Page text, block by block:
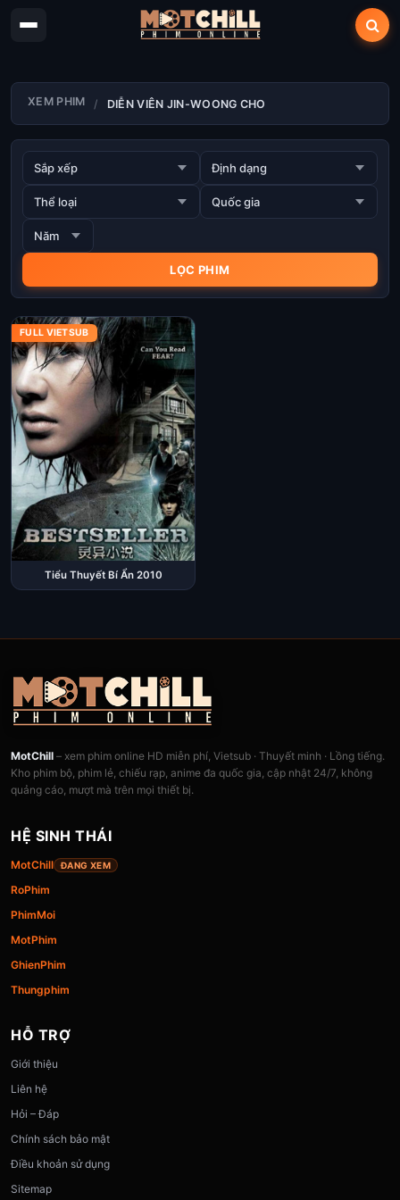
XEM PHIM DIỄN VIÊN JIN-WOONG CHO
FULL VIETSUB
Tiểu Thuyết Bí Ẩn 2010
MotChill – xem phim online HD miễn phí, Vietsub · Thuyết minh · Lồng tiếng.
Kho phim bộ, phim lẻ, chiếu rạp, anime đa quốc gia, cập nhật 24/7, không
quảng cáo, mượt mà trên mọi thiết bị.
HỆ SINH THÁI
MotChill ĐANG XEM
RoPhim
PhimMoi
MotPhim
GhienPhim
Thungphim
HỖ TRỢ
Giới thiệu
Liên hệ
Hỏi – Đáp
Chính sách bảo mật
Điều khoản sử dụng
Sitemap